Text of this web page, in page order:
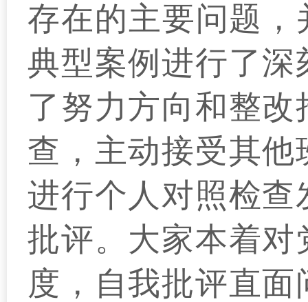
存在的主要问题，
典型案例进行了
了努力方向和整
查，主动接受其
进行个人对照检
批评。大家本着
度，自我批评直